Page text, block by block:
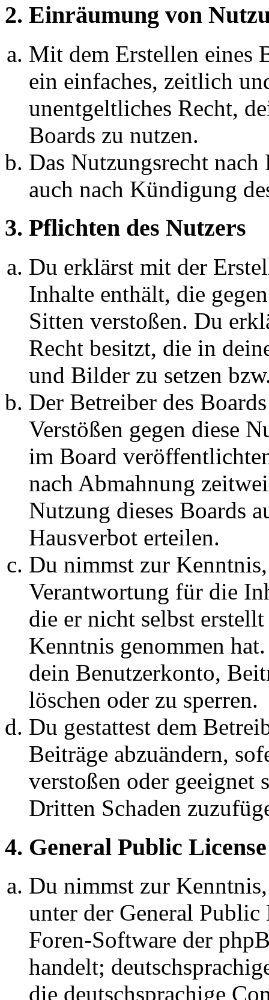
2. Einräumung von
Mit dem Erstellen eines
ein einfaches, zeitlich
unentgeltliches Recht,
Boards zu nutzen.
Das Nutzungsrecht
auch nach Kündigung
3. Pflichten des Nutzers
Du erklärst mit der
Inhalte enthält, die
Sitten verstoßen. Du
Recht besitzt, die in
und Bilder zu setzen
Der Betreiber des
Verstößen gegen diese
im Board
nach Abmahnung
Nutzung dieses Boards
Hausverbot erteilen.
Du nimmst zur
Verantwortung für die
die er nicht selbst
Kenntnis genommen
dein Benutzerkonto,
löschen oder zu sperren.
Du gestattest dem
Beiträge abzuändern,
verstoßen oder geeignet
Dritten Schaden
4. General Public License
Du nimmst zur
unter der General
Foren-Software der
handelt;
die deutschsprachige